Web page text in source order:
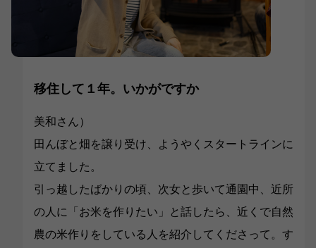
移住して１年。いかがですか
美和さん）
田んぼと畑を譲り受け、ようやくスタートラインに
立てました。
引っ越したばかりの頃、次女と歩いて通園中、近所
の人に「お米を作りたい」と話したら、近くで自然
農の米作りをしている人を紹介してくださって。す